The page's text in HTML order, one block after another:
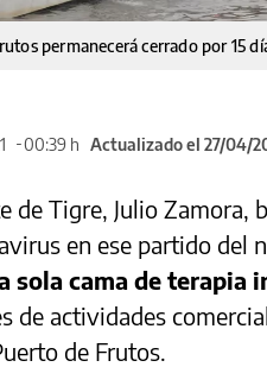
permanecerá cerrado por 15
00:39 h Actualizado el 27/04/
de Tigre, Julio
en ese partido del
sola cama de terapia
de actividades
de Frutos.